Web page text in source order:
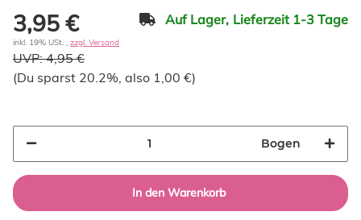
3,95 € Auf Lager, Lieferzeit 1-3 Tage
inkl. 19% USt. , zzgl. Versand
UVP:4,95 €
(Du sparst 20.2% , also 1,00 €)
Bogen
In den Warenkorb